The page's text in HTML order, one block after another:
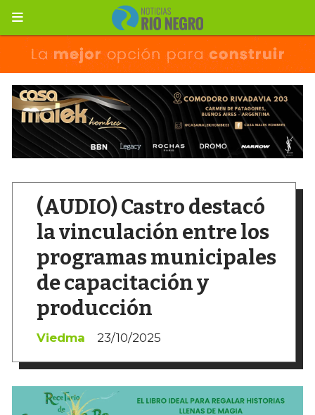
(AUDIO) Castro destacó
la vinculación entre los
programas municipales
de capacitación y
producción
Viedma 23/10/2025